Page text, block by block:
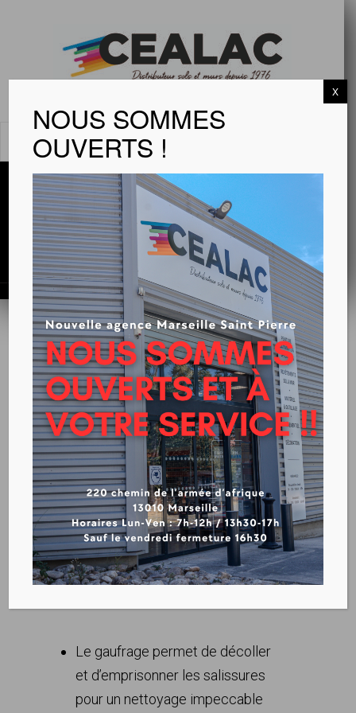
MENU
Serpillière gaufrée
Serpillière gaufrée
Pour le nettoyage de finition –
Le gaufrage permet de décoller
et d’emprisonner les salissures
pour un nettoyage impeccable
NOUS SOMMES
OUVERTS !
X